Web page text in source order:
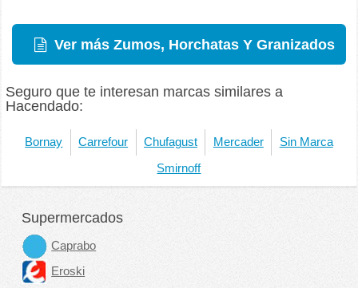
Ver más Zumos, Horchatas Y Granizados
Seguro que te interesan marcas similares a
Hacendado:
Bornay Carrefour Chufagust Mercader Sin Marca
Smirnoff
Supermercados
Caprabo
Eroski